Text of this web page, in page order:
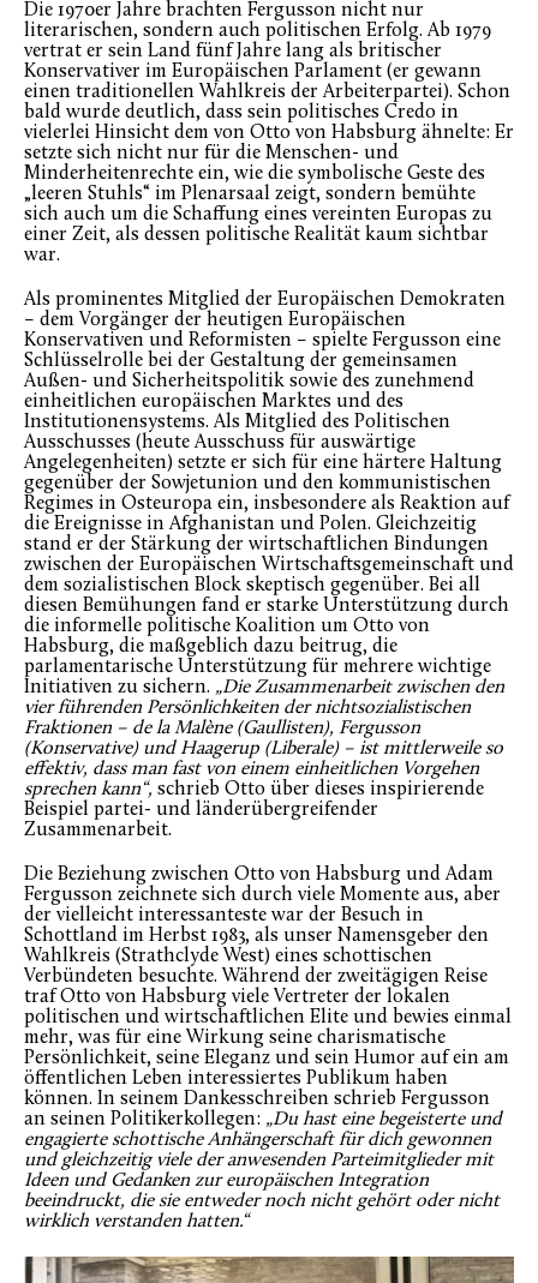
Die 1970er Jahre brachten Fergusson nicht nur
literarischen, sondern auch politischen Erfolg. Ab 1979
vertrat er sein Land fünf Jahre lang als britischer
Konservativer im Europäischen Parlament (er gewann
einen traditionellen Wahlkreis der Arbeiterpartei). Schon
bald wurde deutlich, dass sein politisches Credo in
vielerlei Hinsicht dem von Otto von Habsburg ähnelte: Er
setzte sich nicht nur für die Menschen- und
Minderheitenrechte ein, wie die symbolische Geste des
„leeren Stuhls“ im Plenarsaal zeigt, sondern bemühte
sich auch um die Schaffung eines vereinten Europas zu
einer Zeit, als dessen politische Realität kaum sichtbar
war.
Als prominentes Mitglied der Europäischen Demokraten
– dem Vorgänger der heutigen Europäischen
Konservativen und Reformisten – spielte Fergusson eine
Schlüsselrolle bei der Gestaltung der gemeinsamen
Außen- und Sicherheitspolitik sowie des zunehmend
einheitlichen europäischen Marktes und des
Institutionensystems. Als Mitglied des Politischen
Ausschusses (heute Ausschuss für auswärtige
Angelegenheiten) setzte er sich für eine härtere Haltung
gegenüber der Sowjetunion und den kommunistischen
Regimes in Osteuropa ein, insbesondere als Reaktion auf
die Ereignisse in Afghanistan und Polen. Gleichzeitig
stand er der Stärkung der wirtschaftlichen Bindungen
zwischen der Europäischen Wirtschaftsgemeinschaft und
dem sozialistischen Block skeptisch gegenüber. Bei all
diesen Bemühungen fand er starke Unterstützung durch
die informelle politische Koalition um Otto von
Habsburg, die maßgeblich dazu beitrug, die
parlamentarische Unterstützung für mehrere wichtige
Initiativen zu sichern. „Die Zusammenarbeit zwischen den
vier führenden Persönlichkeiten der nichtsozialistischen
Fraktionen – de la Malène (Gaullisten), Fergusson
(Konservative) und Haagerup (Liberale) – ist mittlerweile so
effektiv, dass man fast von einem einheitlichen Vorgehen
sprechen kann“, schrieb Otto über dieses inspirierende
Beispiel partei- und länderübergreifender
Zusammenarbeit.
Die Beziehung zwischen Otto von Habsburg und Adam
Fergusson zeichnete sich durch viele Momente aus, aber
der vielleicht interessanteste war der Besuch in
Schottland im Herbst 1983, als unser Namensgeber den
Wahlkreis (Strathclyde West) eines schottischen
Verbündeten besuchte. Während der zweitägigen Reise
traf Otto von Habsburg viele Vertreter der lokalen
politischen und wirtschaftlichen Elite und bewies einmal
mehr, was für eine Wirkung seine charismatische
Persönlichkeit, seine Eleganz und sein Humor auf ein am
öffentlichen Leben interessiertes Publikum haben
können. In seinem Dankesschreiben schrieb Fergusson
an seinen Politikerkollegen: „Du hast eine begeisterte und
engagierte schottische Anhängerschaft für dich gewonnen
und gleichzeitig viele der anwesenden Parteimitglieder mit
Ideen und Gedanken zur europäischen Integration
beeindruckt, die sie entweder noch nicht gehört oder nicht
wirklich verstanden hatten.“